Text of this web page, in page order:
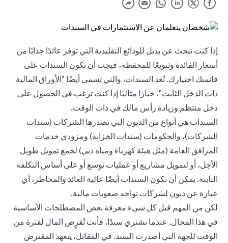
إذا كنت تبحث عن بديل للودائع التقليدية التي توفر عائدًا جذابًا من
أسعار الفائدة وتنويعًا للمحفظة، فيجب أن تكون السندات على
قائمتك اختيارك. تُعد السندات، والتي تسمى أيضًا "الأوراق المالية
ذات الدخل الثابت"، خيارًا مثاليًا إذا كنت ترغب في الحصول على
دخل منتظم وزيادة رأس مالك في ذات الوقت.
السندات هي أنواع من الديون التي تصدرها الشركات (سندات
الشركات)، والحكومات (سندات الخزانة) ومزودي خدمات
المرافق العامة (مثل هيئة كهرباء ومياه دبي) لجمع تمويل طويل
الأجل، أو لتمويل مشاريع أو عمليات توسع أو على أساس التكلفة
الثابتة. يمكن أن تكون السندات أيضًا عالية العائد والمخاطر، أي
عبارة عن ديون لشركات تواجه صعوبات مالية.
لكن من المهم قبل كل شيء معرفة بعض المصطلحات الأساسية
في هذا المجال. عندما تشتري سندًا، فأنت تُقرٍض المال لفترة من
الوقت للجهة التي أصدرت السند. في المقابل، يتعهد المقترض